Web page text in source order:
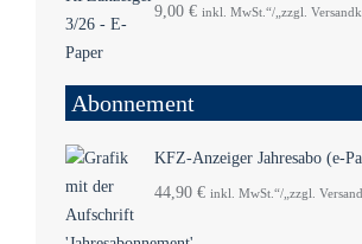
9,00 € inkl. MwSt.“/„zzgl.
Abonnement
KFZ-Anzeiger Jahresabo (e-
44,90 € inkl. MwSt.“/„zzgl.